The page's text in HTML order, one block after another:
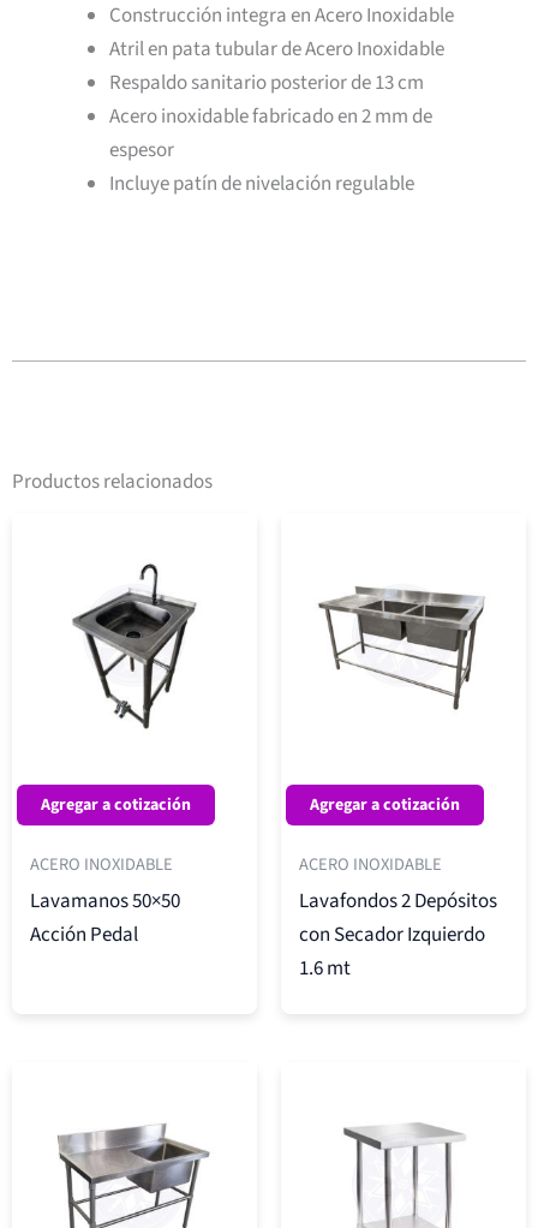
Construcción integra en Acero Inoxidable
Atril en pata tubular de Acero Inoxidable
Respaldo sanitario posterior de 13 cm
Acero inoxidable fabricado en 2 mm de
espesor
Incluye patín de nivelación regulable
Productos relacionados
Agregar a cotización
ACERO INOXIDABLE
Lavamanos 50×50
Acción Pedal
Agregar a cotización
ACERO INOXIDABLE
Lavafondos 2 Depósitos
con Secador Izquierdo
1.6 mt